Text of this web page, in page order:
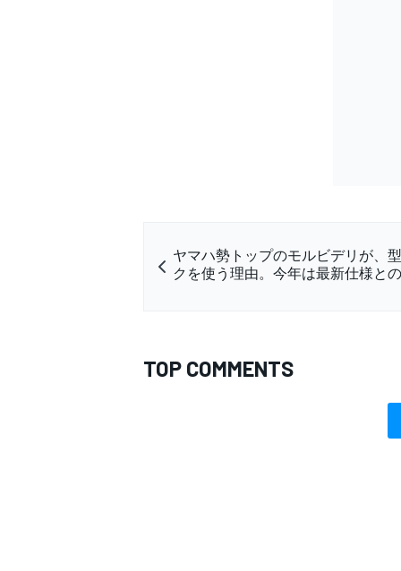
ヤマハ勢トップのモルビデリが、
クを使う理由。今年は最新仕様と
TOP COMMENTS